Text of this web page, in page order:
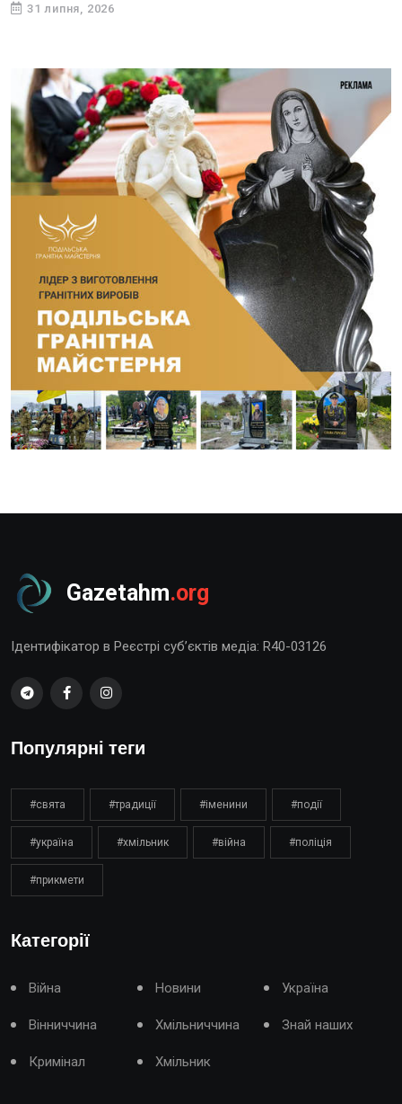
31 липня, 2026
Gazetahm.org
Ідентифікатор в Реєстрі суб’єктів медіа: R40-03126
Популярні теги
#свята #традиції #іменини #події
#україна #хмільник #війна #поліція
#прикмети
Категорії
Війна Новини Україна
Вінниччина Хмільниччина Знай наших
Кримінал Хмільник